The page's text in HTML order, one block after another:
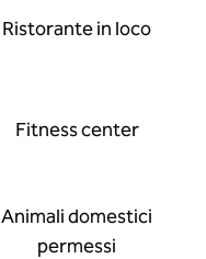
Ristorante in loco
Fitness center
Animali domestici
permessi